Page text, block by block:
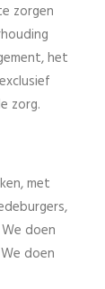
zorgen
het
zorg.
met
doen
doen